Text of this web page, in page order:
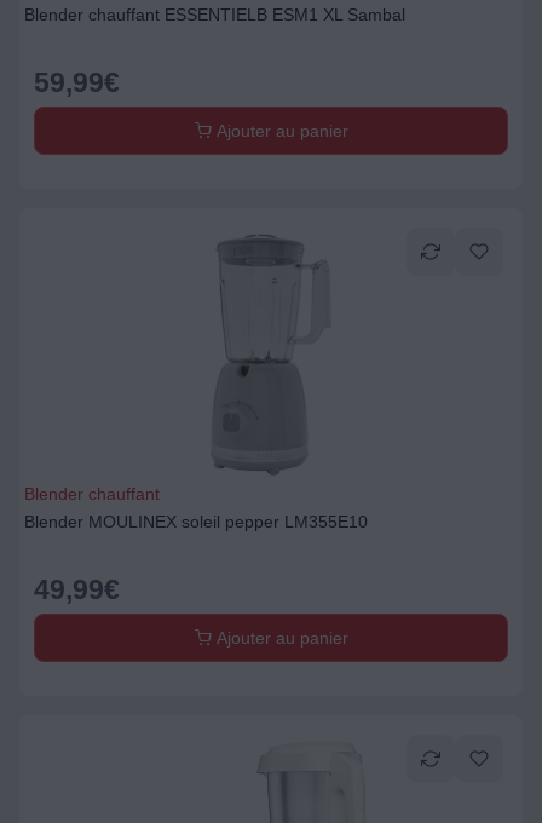
Blender chauffant ESSENTIELB ESM1 XL Sambal
59,99€
Ajouter au panier
Blender chauffant
Blender MOULINEX soleil pepper LM355E10
49,99€
Ajouter au panier